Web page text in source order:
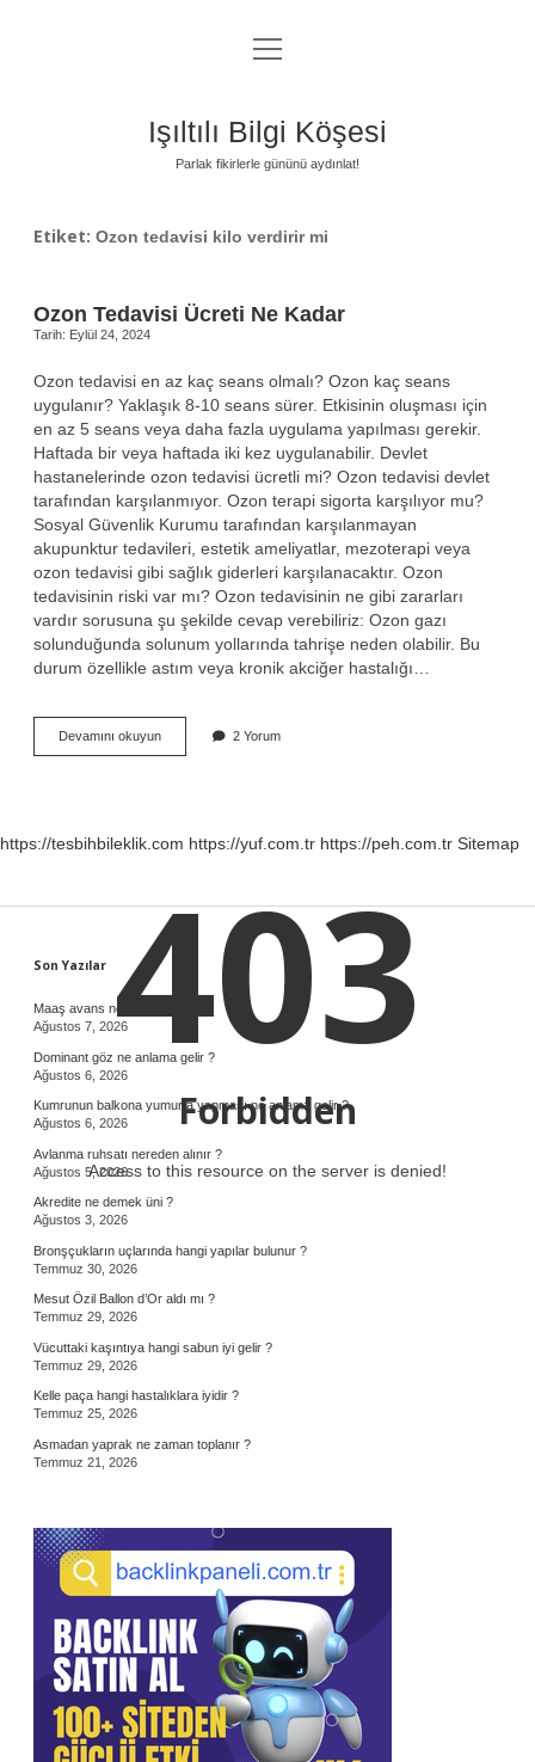
Anasayfa
Yasal Uyarı
menüyü
aç
Işıltılı Bilgi Köşesi
Parlak fikirlerle gününü aydınlat!
Etiket: Ozon tedavisi kilo verdirir mi
Ozon Tedavisi Ücreti Ne Kadar
Tarih: Eylül 24, 2024
Ozon tedavisi en az kaç seans olmalı? Ozon kaç seans
uygulanır? Yaklaşık 8-10 seans sürer. Etkisinin oluşması için
en az 5 seans veya daha fazla uygulama yapılması gerekir.
Haftada bir veya haftada iki kez uygulanabilir. Devlet
hastanelerinde ozon tedavisi ücretli mi? Ozon tedavisi devlet
tarafından karşılanmıyor. Ozon terapi sigorta karşılıyor mu?
Sosyal Güvenlik Kurumu tarafından karşılanmayan
akupunktur tedavileri, estetik ameliyatlar, mezoterapi veya
ozon tedavisi gibi sağlık giderleri karşılanacaktır. Ozon
tedavisinin riski var mı? Ozon tedavisinin ne gibi zararları
vardır sorusuna şu şekilde cevap verebiliriz: Ozon gazı
solunduğunda solunum yollarında tahrişe neden olabilir. Bu
durum özellikle astım veya kronik akciğer hastalığı…
Devamını okuyunOzon
Tedavisi
2 Yorum
https://tesbihbileklik.com https://yuf.com.tr https://peh.com.tr Sitemap
Sidebar
Son Yazılar
Maaş avans ne anlama gelir ?
Ağustos 7, 2026
Dominant göz ne anlama gelir ?
Ağustos 6, 2026
Kumrunun balkona yumurta yapması ne anlama gelir ?
Ağustos 6, 2026
Avlanma ruhsatı nereden alınır ?
Ağustos 5, 2026
Akredite ne demek üni ?
Ağustos 3, 2026
Bronşçukların uçlarında hangi yapılar bulunur ?
Temmuz 30, 2026
Mesut Özil Ballon d’Or aldı mı ?
Temmuz 29, 2026
Vücuttaki kaşıntıya hangi sabun iyi gelir ?
Temmuz 29, 2026
Kelle paça hangi hastalıklara iyidir ?
Temmuz 25, 2026
Asmadan yaprak ne zaman toplanır ?
Temmuz 21, 2026
403
Forbidden
Access to this resource on the server is denied!